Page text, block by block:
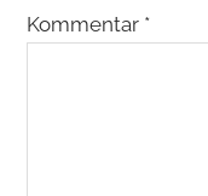
Kommentar *